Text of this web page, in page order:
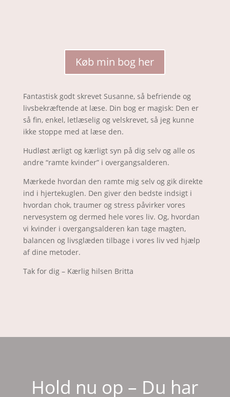
Køb min bog her
Fantastisk godt skrevet Susanne, så befriende og
livsbekræftende at læse. Din bog er magisk: Den er
så fin, enkel, letlæselig og velskrevet, så jeg kunne
ikke stoppe med at læse den.
Hudløst ærligt og kærligt syn på dig selv og alle os
andre “ramte kvinder” i overgangsalderen.
Mærkede hvordan den ramte mig selv og gik direkte
ind i hjertekuglen. Den giver den bedste indsigt i
hvordan chok, traumer og stress påvirker vores
nervesystem og dermed hele vores liv. Og, hvordan
vi kvinder i overgangsalderen kan tage magten,
balancen og livsglæden tilbage i vores liv ved hjælp
af dine metoder.
Tak for dig – Kærlig hilsen Britta
Hold nu op – Du har